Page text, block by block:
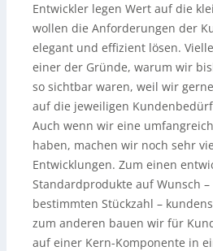
Entwickler legen Wert auf die
wollen die Anforderungen der
elegant und effizient lösen.
einer der Gründe, warum wir
so sichtbar waren, weil wir
auf die jeweiligen
Auch wenn wir eine
haben, machen wir noch sehr
Entwicklungen. Zum einen
Standardprodukte auf Wunsch
bestimmten Stückzahl –
zum anderen bauen wir für
auf einer Kern-Komponente in